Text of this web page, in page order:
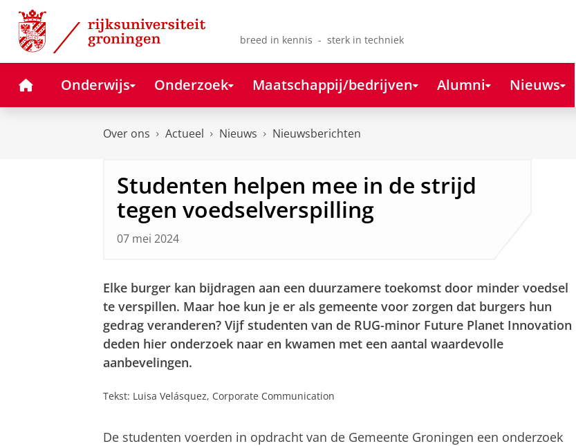
Skip
Content
Skip
Navigation
breed in kennis - sterk in techniek
HomeOnderwijs Onderzoek Maatschappij/bedrijven Alumni Nieuws
Over ons Actueel Nieuws Nieuwsberichten
Studenten helpen mee in de strijd
tegen voedselverspilling
07 mei 2024
Elke burger kan bijdragen aan een duurzamere toekomst door minder voedsel
te verspillen. Maar hoe kun je er als gemeente voor zorgen dat burgers hun
gedrag veranderen? Vijf studenten van de RUG-minor Future Planet Innovation
deden hier onderzoek naar en kwamen met een aantal waardevolle
aanbevelingen.
Tekst: Luisa Velásquez, Corporate Communication
De studenten voerden in opdracht van de Gemeente Groningen een onderzoek